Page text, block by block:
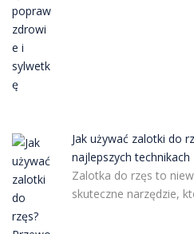
Jak używać zalotki do
najlepszych technikach
Zalotka do rzęs to
skuteczne narzędzie,